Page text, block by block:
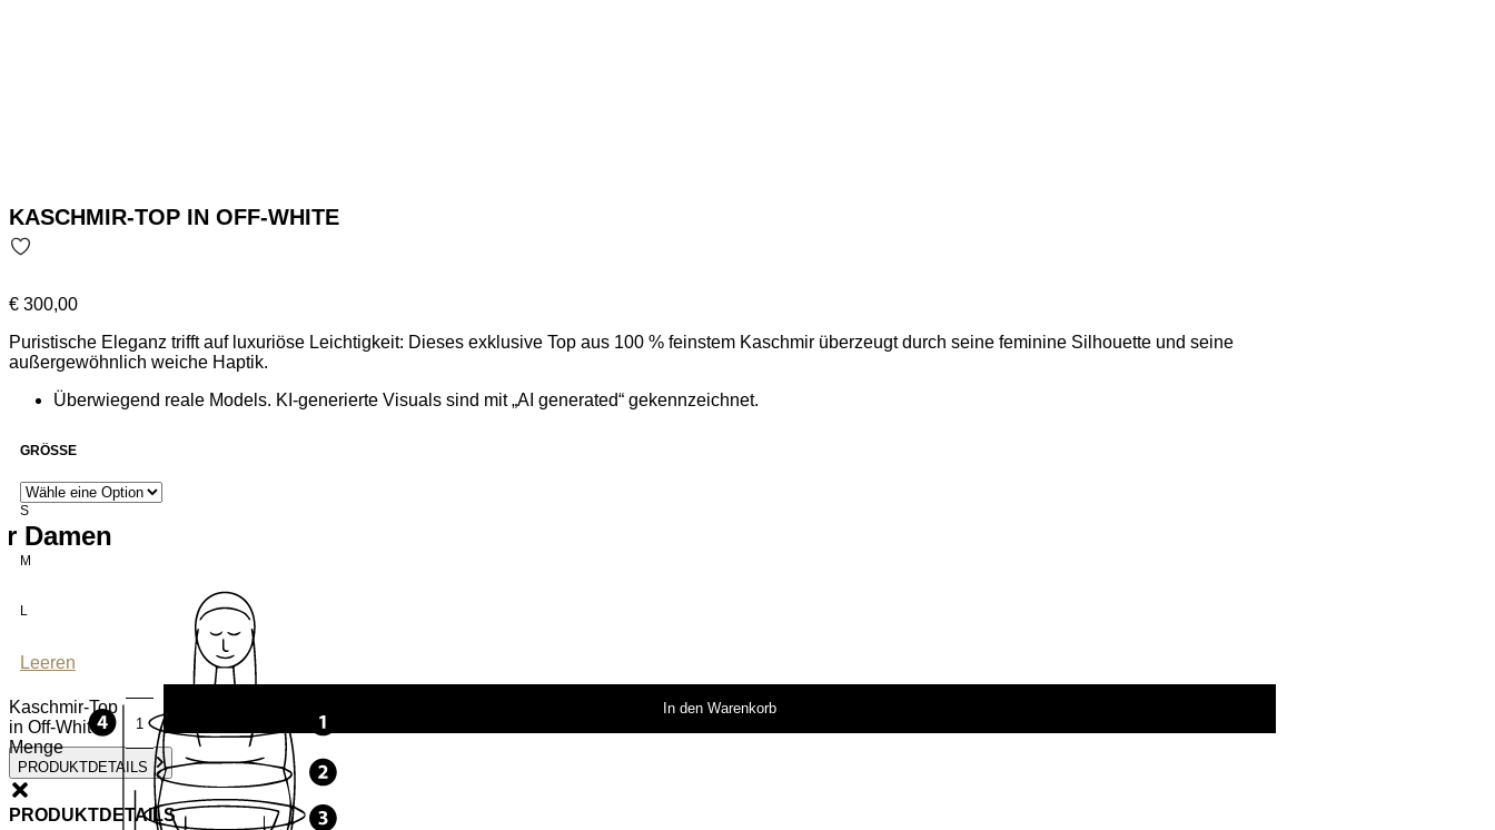
KASCHMIR-TOP IN OFF-WHITE
€ 300,00
Puristische Eleganz trifft auf luxuriöse Leichtigkeit: Dieses exklusive Top aus 100 % feinstem Kaschmir überzeugt durch seine feminine Silhouette und seine
außergewöhnlich weiche Haptik.
Überwiegend reale Models. KI-generierte Visuals sind mit „AI generated“ gekennzeichnet.
Damen
GRÖSSE
S
M
L
Leeren
Kaschmir-Top
in Off-White
Menge
In den Warenkorb
PRODUKTDETAILS
PRODUKTDETAILS